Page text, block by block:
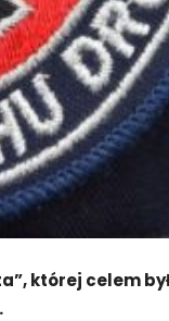
której celem